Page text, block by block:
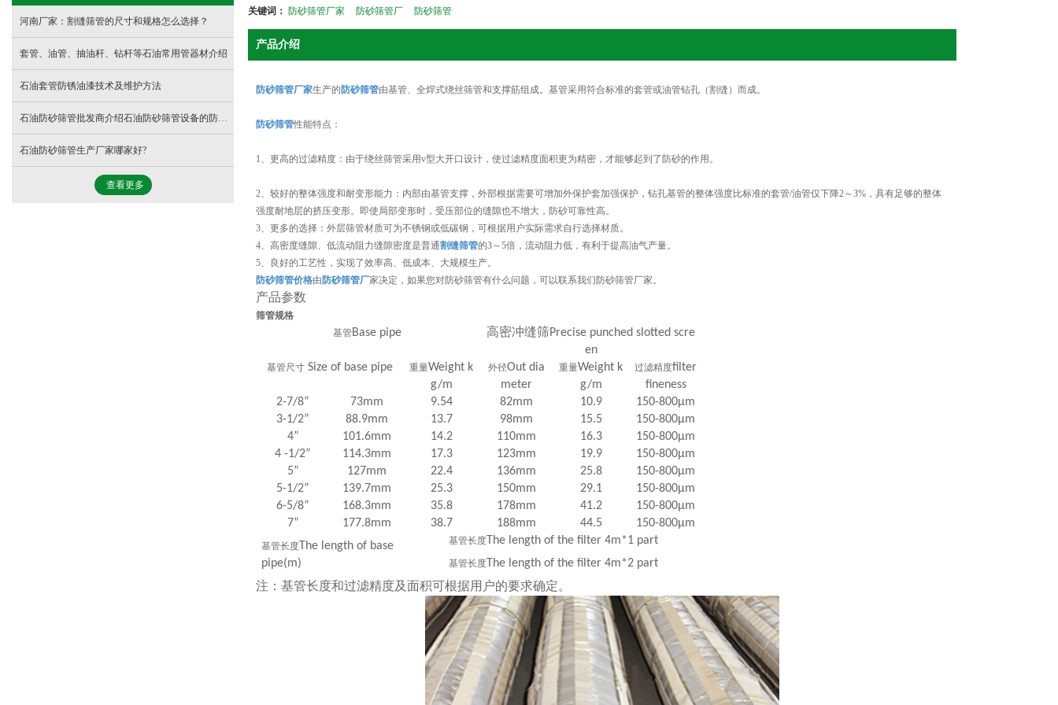
关键词： 防砂筛管厂家 防砂筛管厂 防砂筛管
产品介绍
防砂筛管厂家生产的 防砂筛管由基管、全焊式绕丝筛管和支撑筋组成。基管采用符合标准的套管或油管钻孔（割缝）而成。
防砂筛管性能特点：
1、更高的过滤精度：由于绕丝筛管采用v型大开口设计，使过滤精度面积更为精密，才能够起到了防砂的作用。
2、较好的整体强度和耐变形能力：内部由基管支撑，外部根据需要可增加外保护套加强保护，钻孔基管的整体强度比标准的套管/油管仅下降2～3%，具有足够的整体
强度耐地层的挤压变形。即使局部变形时，受压部位的缝隙也不增大，防砂可靠性高。
3、更多的选择：外层筛管材质可为不锈钢或低碳钢，可根据用户实际需求自行选择材质。
4、高密度缝隙、低流动阻力缝隙密度是普通割缝筛管的3～5倍，流动阻力低，有利于提高油气产量。
5、良好的工艺性，实现了效率高、低成本、大规模生产。
防砂筛管价格由 防砂筛管厂家决定，如果您对防砂筛管有什么问题，可以联系我们防砂筛管厂家。
产品参数
筛管规格
基管Base pipe 高密冲缝筛Precise punched slotted scre
en
基管尺寸 Size of base pipe 重量Weight k
g/m
外径Out dia
meter
重量Weight k
g/m
过滤精度filter
fineness
2-7/8”
73mm 9.54 82mm 10.9
150-800µm
3-1/2”
88.9mm 13.7 98mm 15.5
150-800µm
4”
101.6mm 14.2 110mm 16.3
150-800µm
4 -1/2”
114.3mm 17.3 123mm 19.9
150-800µm
5”
127mm 22.4 136mm 25.8
150-800µm
5-1/2”
139.7mm 25.3 150mm 29.1
150-800µm
6-5/8”
168.3mm 35.8 178mm 41.2
150-800µm
7”
177.8mm 38.7 188mm 44.5 150-800µm
基管长度 The length of base
pipe(m)
基管长度 The length of the filter 4m*1 part
基管长度 The length of the filter 4m*2 part
注：基管长度和过滤精度及面积可根据用户的要求确定。
河南厂家：割缝筛管的尺寸和规格怎么选择？
套管、油管、抽油杆、钻杆等石油常用管器材介绍
石油套管防锈油漆技术及维护方法
石油防砂筛管批发商介绍石油防砂筛管设备的防砂作用
石油防砂筛管生产厂家哪家好?
查看更多